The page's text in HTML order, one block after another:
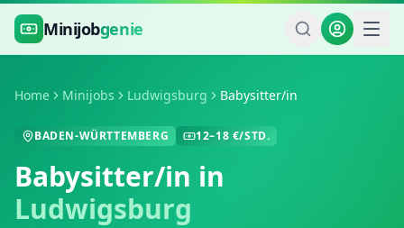
Zum Hauptinhalt springen
Minijobgenie
Home Minijobs Ludwigsburg Babysitter/in
BADEN-WÜRTTEMBERG 12–18 €/STD.
Babysitter/in in
Ludwigsburg